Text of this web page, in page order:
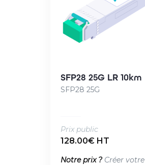
SFP28 25G LR 10km
SFP28 25G
Prix public
128.00€ HT
Notre prix ? Créer votre